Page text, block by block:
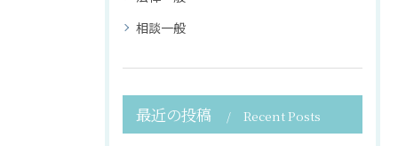
相談一般
最近の投稿 Recent Posts